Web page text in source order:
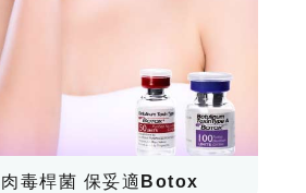
毒桿菌 保妥適Botox